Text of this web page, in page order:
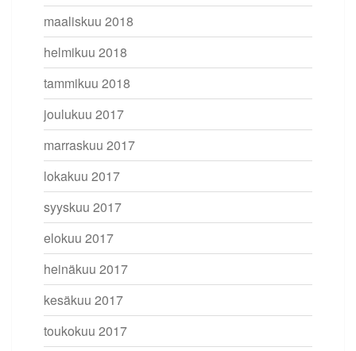
maaliskuu 2018
helmikuu 2018
tammikuu 2018
joulukuu 2017
marraskuu 2017
lokakuu 2017
syyskuu 2017
elokuu 2017
heinäkuu 2017
kesäkuu 2017
toukokuu 2017